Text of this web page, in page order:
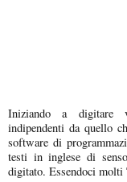
Iniziando a digitare
indipendenti da quello
software di
testi in inglese di
digitato. Essendoci molti